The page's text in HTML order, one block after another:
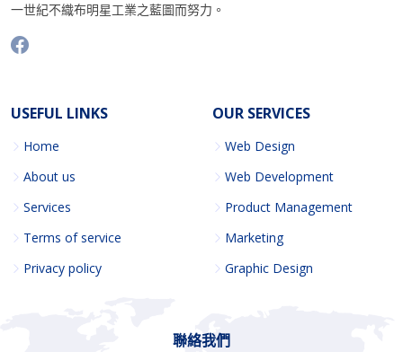
一世紀不織布明星工業之藍圖而努力。
USEFUL LINKS
Home
About us
Services
Terms of service
Privacy policy
OUR SERVICES
Web Design
Web Development
Product Management
Marketing
Graphic Design
聯絡我們